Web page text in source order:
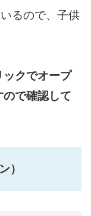
るので、子供
クでオープ
で確認して
）